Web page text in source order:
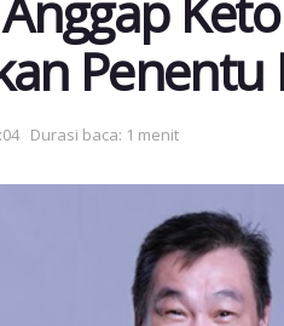
Durasi baca: 1 menit